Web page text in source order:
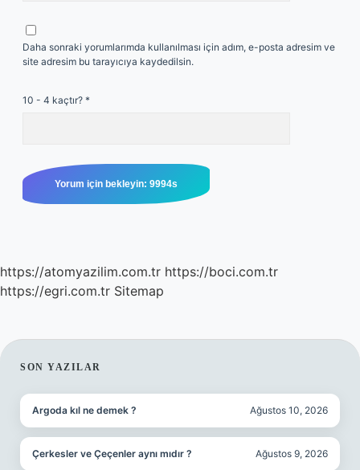
Daha sonraki yorumlarımda kullanılması için adım, e-posta adresim ve
site adresim bu tarayıcıya kaydedilsin.
10 - 4 kaçtır? *
https://atomyazilim.com.tr https://boci.com.tr
https://egri.com.tr Sitemap
SIDEBAR
SON YAZILAR
Argoda kıl ne demek ? Ağustos 10, 2026
Çerkesler ve Çeçenler aynı mıdır ? Ağustos 9, 2026